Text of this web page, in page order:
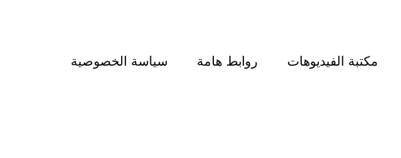
مكتبة الفيديوهات روابط هامة سياسة الخصوصية